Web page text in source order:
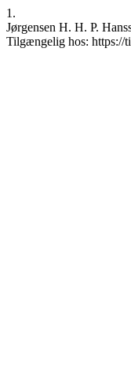
1.
Jørgensen H. H. P.
Tilgængelig hos: https://